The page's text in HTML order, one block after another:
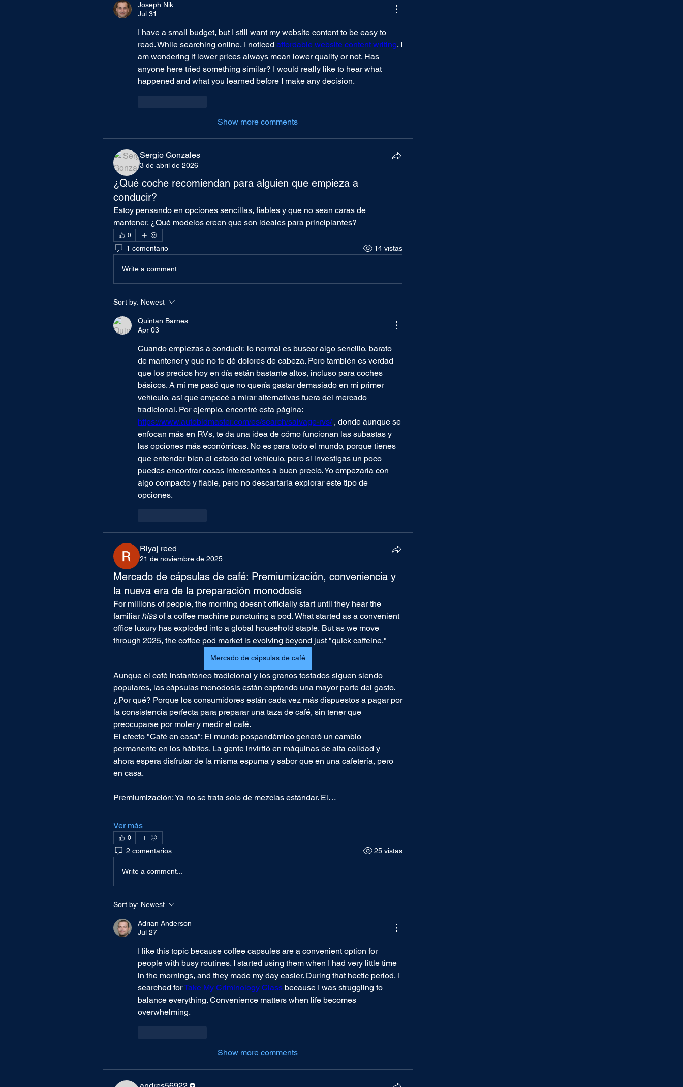
Joseph Nik.
Jul 31
I have a small budget, but I still want my website content to be easy to
read. While searching online, I noticed affordable website content writing. I
am wondering if lower prices always mean lower quality or not. Has
anyone here tried something similar? I would really like to hear what
happened and what you learned before I make any decision.
Show more comments
Sergio Gonzales
3 de abril de 2026
¿Qué coche recomiendan para alguien que empieza a
conducir?
Estoy pensando en opciones sencillas, fiables y que no sean caras de
mantener. ¿Qué modelos creen que son ideales para principiantes?
0
1 comentario 14 vistas
Write a comment...
Sort by: Newest
Quintan Barnes
Apr 03
Cuando empiezas a conducir, lo normal es buscar algo sencillo, barato
de mantener y que no te dé dolores de cabeza. Pero también es verdad
que los precios hoy en día están bastante altos, incluso para coches
básicos. A mí me pasó que no quería gastar demasiado en mi primer
vehículo, así que empecé a mirar alternativas fuera del mercado
https://www.autobidmaster.com/es/search/salvage-rvs/ , donde aunque se
enfocan más en RVs, te da una idea de cómo funcionan las subastas y
las opciones más económicas. No es para todo el mundo, porque tienes
que entender bien el estado del vehículo, pero si investigas un poco
puedes encontrar cosas interesantes a buen precio. Yo empezaría con
algo compacto y fiable, pero no descartaría explorar este tipo de
opciones.
Riyaj reed
21 de noviembre de 2025
Mercado de cápsulas de café: Premiumización, conveniencia y
la nueva era de la preparación monodosis
For millions of people, the morning doesn't officially start until they hear the
familiar hiss of a coffee machine puncturing a pod. What started as a convenient
office luxury has exploded into a global household staple. But as we move
through 2025, the coffee pod market is evolving beyond just "quick caffeine."
Mercado de cápsulas de café
Aunque el café instantáneo tradicional y los granos tostados siguen siendo
populares, las cápsulas monodosis están captando una mayor parte del gasto.
¿Por qué? Porque los consumidores están cada vez más dispuestos a pagar por
la consistencia perfecta para preparar una taza de café, sin tener que
preocuparse por moler y medir el café.
El efecto "Café en casa": El mundo pospandémico generó un cambio
permanente en los hábitos. La gente invirtió en máquinas de alta calidad y
ahora espera disfrutar de la misma espuma y sabor que en una cafetería, pero
en casa.
Premiumización: Ya no se trata solo de mezclas estándar. El…
Ver más
0
2 comentarios 25 vistas
Write a comment...
Sort by: Newest
Adrian Anderson
Jul 27
I like this topic because coffee capsules are a convenient option for
people with busy routines. I started using them when I had very little time
in the mornings, and they made my day easier. During that hectic period, I
searched for Take My Criminology Class because I was struggling to
balance everything. Convenience matters when life becomes
overwhelming.
Show more comments